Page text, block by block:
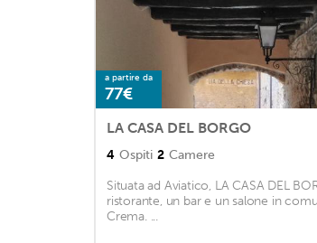
a partire da
77€
LA CASA DEL BORGO
4 Ospiti 2 Camere
Situata ad Aviatico, LA CASA DEL
ristorante, un bar e un salone in
Crema. ...